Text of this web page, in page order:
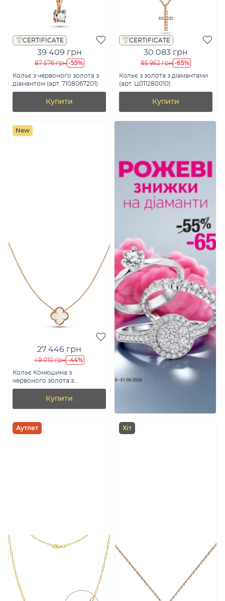
CERTIFICATE
39 409 грн
87 576 грн -55%
Кольє з червоного золота з
діамантом (арт. 7108067201)
Купити
CERTIFICATE
30 083 грн
85 952 грн -65%
Кольє з золота з діамантами
(арт. Ц011280010)
Купити
New
27 446 грн
49 010 грн -44%
Кольє Конюшина з
червоного золота з
перламутром (арт. 361496/12п)
Купити
Аутлет Хіт